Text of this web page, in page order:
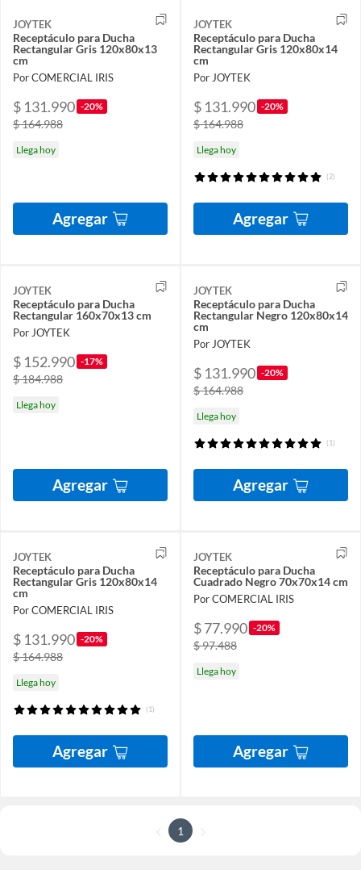
JOYTEK
Receptáculo para Ducha
Rectangular Gris 120x80x13
cm
Por COMERCIAL IRIS
$ 131.990 -20%
$ 164.988
Llega hoy
Agregar
JOYTEK
Receptáculo para Ducha
Rectangular Gris 120x80x14
cm
Por JOYTEK
$ 131.990 -20%
$ 164.988
Llega hoy
(2)
Agregar
JOYTEK
Receptáculo para Ducha
Rectangular 160x70x13 cm
Por JOYTEK
$ 152.990 -17%
$ 184.988
Llega hoy
Agregar
JOYTEK
Receptáculo para Ducha
Rectangular Negro 120x80x14
cm
Por JOYTEK
$ 131.990 -20%
$ 164.988
Llega hoy
(1)
Agregar
JOYTEK
Receptáculo para Ducha
Rectangular Gris 120x80x14
cm
Por COMERCIAL IRIS
$ 131.990 -20%
$ 164.988
Llega hoy
(1)
Agregar
JOYTEK
Receptáculo para Ducha
Cuadrado Negro 70x70x14 cm
Por COMERCIAL IRIS
$ 77.990 -20%
$ 97.488
Llega hoy
Agregar
1